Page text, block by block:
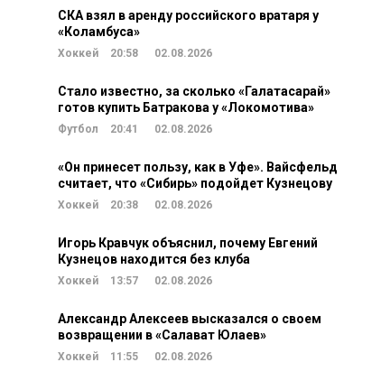
СКА взял в аренду российского вратаря у
«Коламбуса»
Хоккей 20:58 02.08.2026
Стало известно, за сколько «Галатасарай»
готов купить Батракова у «Локомотива»
Футбол 20:41 02.08.2026
«Он принесет пользу, как в Уфе». Вайсфельд
считает, что «Сибирь» подойдет Кузнецову
Хоккей 20:38 02.08.2026
Игорь Кравчук объяснил, почему Евгений
Кузнецов находится без клуба
Хоккей 13:57 02.08.2026
Александр Алексеев высказался о своем
возвращении в «Салават Юлаев»
Хоккей 11:55 02.08.2026